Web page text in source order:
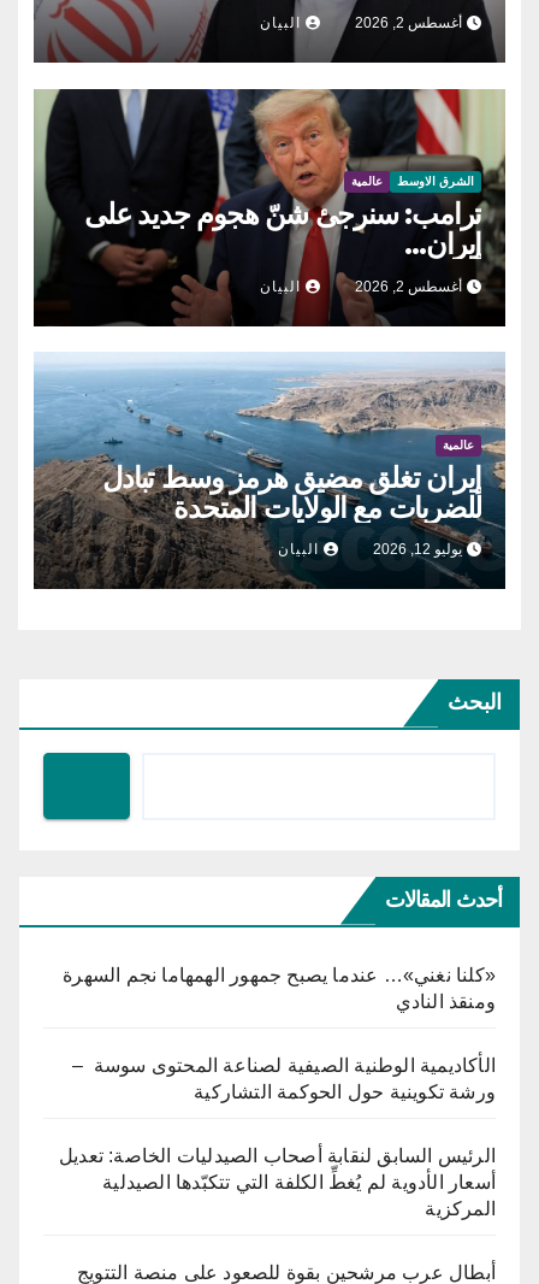
أغسطس 2, 2026 البيان
الشرق الاوسط عالمية
ترامب: سنرجئ شنّ هجوم جديد على
إيران…
أغسطس 2, 2026 البيان
عالمية
إيران تغلق مضيق هرمز وسط تبادل
للضربات مع الولايات المتحدة
يوليو 12, 2026 البيان
البحث
أحدث المقالات
«كلنا نغني»… عندما يصبح جمهور الهمهاما نجم السهرة
ومنقذ النادي
الأكاديمية الوطنية الصيفية لصناعة المحتوى سوسة –
ورشة تكوينية حول الحوكمة التشاركية
الرئيس السابق لنقابة أصحاب الصيدليات الخاصة: تعديل
أسعار الأدوية لم يُغطِّ الكلفة التي تتكبّدها الصيدلية
المركزية
أبطال عرب مرشحين بقوة للصعود على منصة التتويج